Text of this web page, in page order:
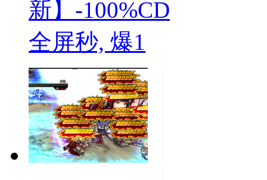
新】-100%CD
全屏秒, 爆1